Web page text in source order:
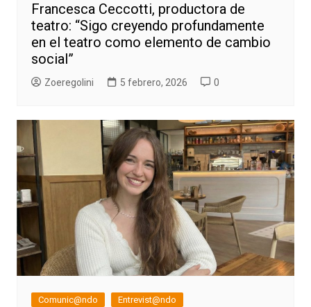
Francesca Ceccotti, productora de
teatro: “Sigo creyendo profundamente
en el teatro como elemento de cambio
social”
Zoeregolini 5 febrero, 2026 0
Comunic@ndo Entrevist@ndo